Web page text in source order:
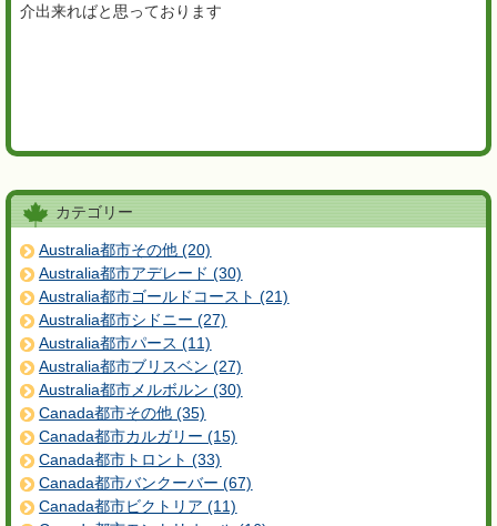
介出来ればと思っております
カテゴリー
Australia都市その他 (20)
Australia都市アデレード (30)
Australia都市ゴールドコースト (21)
Australia都市シドニー (27)
Australia都市パース (11)
Australia都市ブリスベン (27)
Australia都市メルボルン (30)
Canada都市その他 (35)
Canada都市カルガリー (15)
Canada都市トロント (33)
Canada都市バンクーバー (67)
Canada都市ビクトリア (11)